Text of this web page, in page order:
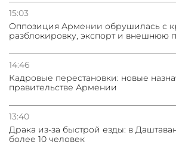
15:03
Оппозиция Армении обрушилась с
разблокировку, экспорт и внешнюю
14:46
Кадровые перестановки: новые
правительстве Армении
13:40
Драка из-за быстрой езды: в
более 10 человек